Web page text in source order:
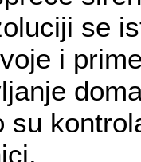
se
i
su